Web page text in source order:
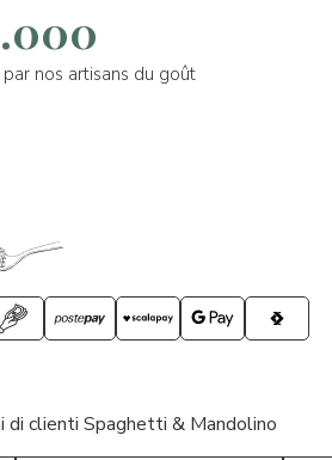
nos artisans du goût
di clienti Spaghetti & Mandolino